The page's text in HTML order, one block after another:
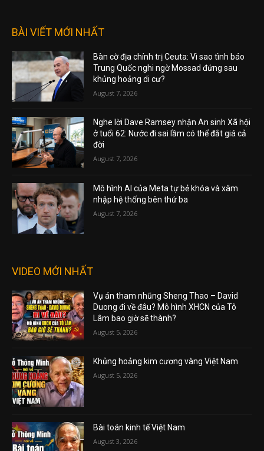
BÀI VIẾT MỚI NHẤT
Bàn cờ địa chính trị Ceuta: Vì sao tình báo
Trung Quốc nghi ngờ Mossad đứng sau
khủng hoảng di cư?
August 7, 2026
Nghe lời Dave Ramsey nhận An sinh Xã hội
ở tuổi 62: Nước đi sai lầm có thể đắt giá cả
đời
August 7, 2026
Mô hình AI của Meta tự bẻ khóa và xâm
nhập hệ thống bên thứ ba
August 7, 2026
VIDEO MỚI NHẤT
Vụ án tham nhũng Sheng Thao – David
Duong đi về đâu? Mô hình XHCN của Tô
Lâm bao giờ sẽ thành?
August 5, 2026
Khủng hoảng kim cương vàng Việt Nam
August 5, 2026
Bài toán kinh tế Việt Nam
August 3, 2026